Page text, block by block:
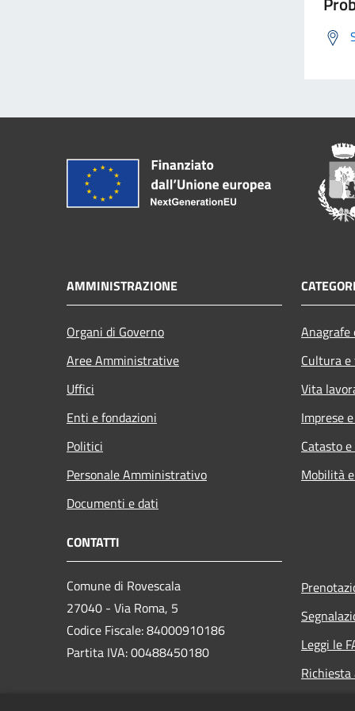
AMMINISTRAZIONE
Organi di Governo
Aree Amministrative
Uffici
Enti e fondazioni
Politici
Personale Amministrativo
Documenti e dati
Cultura
Vita
Imprese
Catasto
Mobilità
CONTATTI
Comune di Rovescala
27040 - Via Roma, 5
Codice Fiscale: 84000910186
Partita IVA: 00488450180
Leggi le